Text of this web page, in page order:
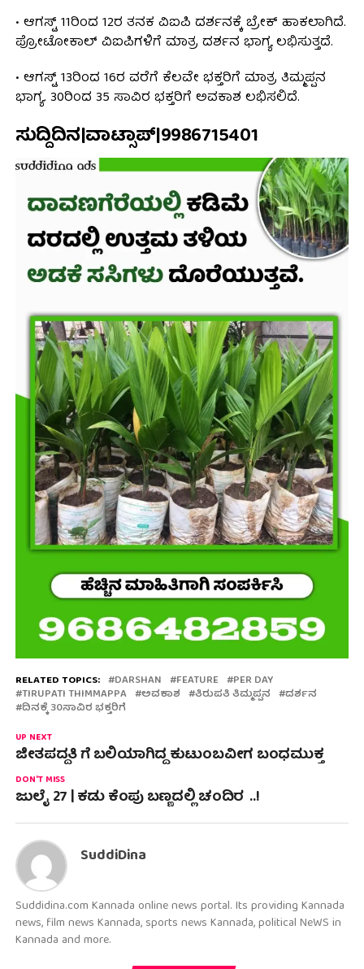
• ಆಗಸ್ಟ್ 11ರಿಂದ 12ರ ತನಕ ವಿಐಪಿ ದರ್ಶನಕ್ಕೆ ಬ್ರೇಕ್ ಹಾಕಲಾಗಿದೆ.
ಪ್ರೋಟೋಕಾಲ್ ವಿಐಪಿಗಳಿಗೆ ಮಾತ್ರ ದರ್ಶನ ಭಾಗ್ಯ ಲಭಿಸುತ್ತದೆ.
• ಆಗಸ್ಟ್ 13ರಿಂದ 16ರ ವರೆಗೆ ಕೆಲವೇ ಭಕ್ತರಿಗೆ ಮಾತ್ರ ತಿಮ್ಮಪ್ಪನ
ಭಾಗ್ಯ. 30ರಿಂದ 35 ಸಾವಿರ ಭಕ್ತರಿಗೆ ಅವಕಾಶ ಲಭಿಸಲಿದೆ.
ಸುದ್ದಿದಿನ|ವಾಟ್ಸಾಪ್|9986715401
RELATED TOPICS: DARSHAN FEATURE PER DAY
TIRUPATI THIMMAPPA ಅವಕಾಶ ತಿರುಪತಿ ತಿಮ್ಮಪ್ಪನ ದರ್ಶನ
ದಿನಕ್ಕೆ 30ಸಾವಿರ ಭಕ್ತರಿಗೆ
UP NEXT
ಜೀತಪದ್ದತಿ ಗೆ ಬಲಿಯಾಗಿದ್ದ ಕುಟುಂಬವೀಗ ಬಂಧಮುಕ್ತ
DON'T MISS
ಜುಲೈ 27 | ಕಡು‌ ಕೆಂಪು ಬಣ್ಣದಲ್ಲಿ ಚಂದಿರ ..!
SuddiDina
Suddidina.com Kannada online news portal. Its providing Kannada
news, film news Kannada, sports news Kannada, political NeWS in
Kannada and more.